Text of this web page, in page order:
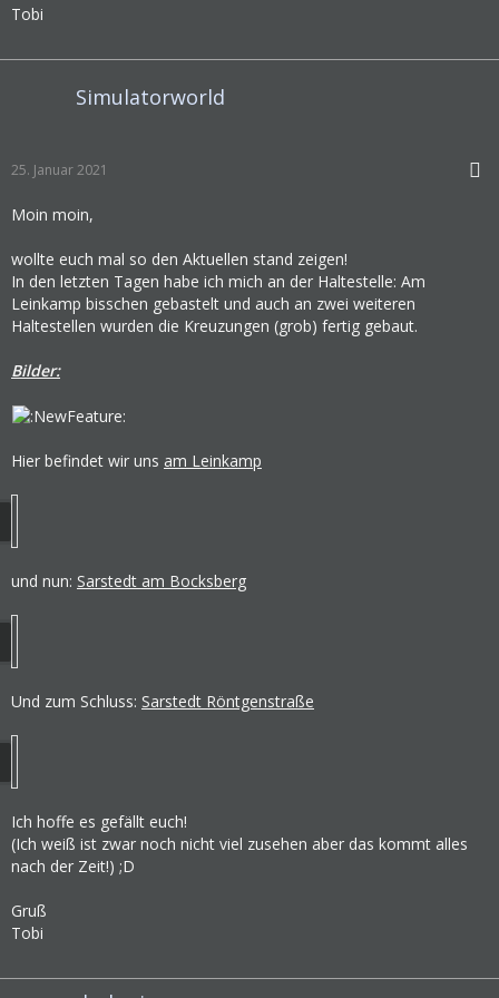
Ich hoffe es gefällt euch!
Tobi
Simulatorworld
25. Januar 2021
Moin moin,
wollte euch mal so den Aktuellen stand zeigen!
In den letzten Tagen habe ich mich an der Haltestelle: Am
Leinkamp bisschen gebastelt und auch an zwei weiteren
Haltestellen wurden die Kreuzungen (grob) fertig gebaut.
Bilder:
Hier befindet wir uns am Leinkamp
und nun: Sarstedt am Bocksberg
Und zum Schluss: Sarstedt Röntgenstraße
Ich hoffe es gefällt euch!
(Ich weiß ist zwar noch nicht viel zusehen aber das kommt alles
nach der Zeit!) ;D
Gruß
Tobi